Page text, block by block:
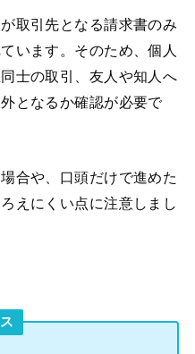
取引先となる請求書のみ
います。そのため、個人
士の取引、友人や知人へ
となるか確認が必要で
合や、口頭だけで進めた
えにくい点に注意しまし